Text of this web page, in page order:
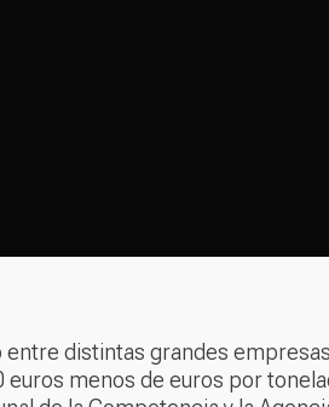
distintas grandes
menos de euros por